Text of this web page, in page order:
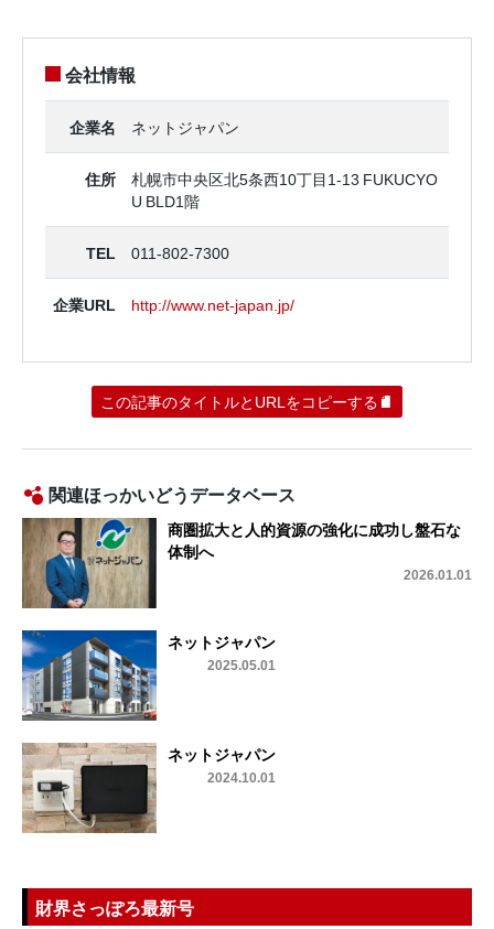
会社情報
企業名 ネットジャパン
住所
札幌市中央区北5条西10丁目1-13 FUKUCYO
U BLD1階
TEL 011-802-7300
企業URL http://www.net-japan.jp/
この記事のタイトルとURLをコピーする
関連ほっかいどうデータベース
商圏拡大と人的資源の強化に成功し盤石な
体制へ
2026.01.01
ネットジャパン
2025.05.01
ネットジャパン
2024.10.01
財界さっぽろ最新号